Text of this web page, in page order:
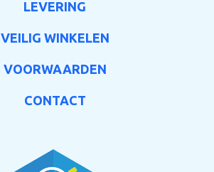
LEVERING
VEILIG WINKELEN
VOORWAARDEN
CONTACT